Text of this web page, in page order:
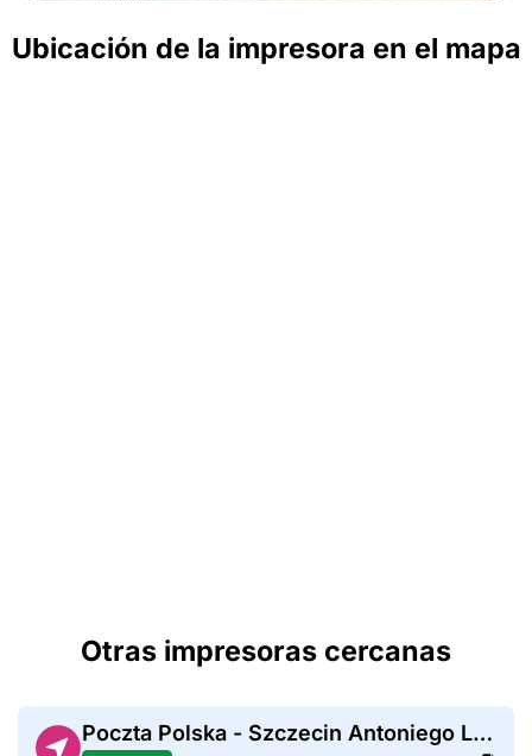
Ubicación de la impresora en el mapa
Otras impresoras cercanas
Poczta Polska - Szczecin Antoniego Ledóchowskiego